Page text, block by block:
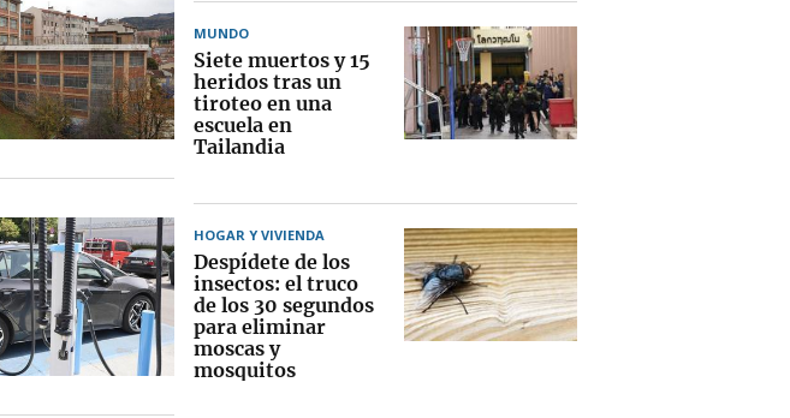
MUNDO
Siete muertos y 15
heridos tras un
tiroteo en una
escuela en
Tailandia
HOGAR Y VIVIENDA
Despídete de los
insectos: el truco
de los 30 segundos
para eliminar
moscas y
mosquitos